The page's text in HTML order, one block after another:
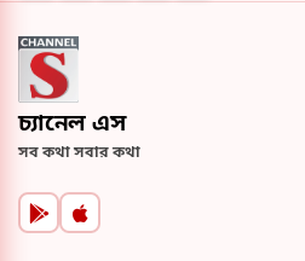
চ্যানেল এস
সব কথা সবার কথা